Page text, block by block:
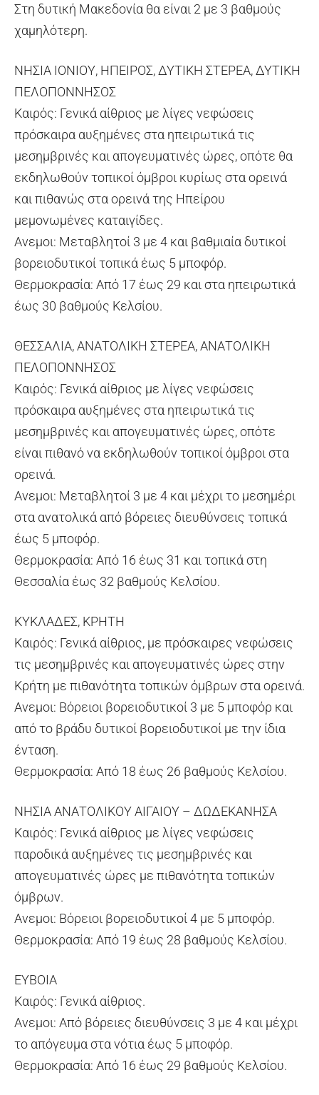
Στη δυτική Μακεδονία θα είναι 2 με 3 βαθμούς
χαμηλότερη.
ΝΗΣΙΑ ΙΟΝΙΟΥ, ΗΠΕΙΡΟΣ, ΔΥΤΙΚΗ ΣΤΕΡΕΑ, ΔΥΤΙΚΗ
ΠΕΛΟΠΟΝΝΗΣΟΣ
Καιρός: Γενικά αίθριος με λίγες νεφώσεις
πρόσκαιρα αυξημένες στα ηπειρωτικά τις
μεσημβρινές και απογευματινές ώρες, οπότε θα
εκδηλωθούν τοπικοί όμβροι κυρίως στα ορεινά
και πιθανώς στα ορεινά της Ηπείρου
μεμονωμένες καταιγίδες.
Ανεμοι: Μεταβλητοί 3 με 4 και βαθμιαία δυτικοί
βορειοδυτικοί τοπικά έως 5 μποφόρ.
Θερμοκρασία: Από 17 έως 29 και στα ηπειρωτικά
έως 30 βαθμούς Κελσίου.
ΘΕΣΣΑΛΙΑ, ΑΝΑΤΟΛΙΚΗ ΣΤΕΡΕΑ, ΑΝΑΤΟΛΙΚΗ
ΠΕΛΟΠΟΝΝΗΣΟΣ
Καιρός: Γενικά αίθριος με λίγες νεφώσεις
πρόσκαιρα αυξημένες στα ηπειρωτικά τις
μεσημβρινές και απογευματινές ώρες, οπότε
είναι πιθανό να εκδηλωθούν τοπικοί όμβροι στα
ορεινά.
Ανεμοι: Μεταβλητοί 3 με 4 και μέχρι το μεσημέρι
στα ανατολικά από βόρειες διευθύνσεις τοπικά
έως 5 μποφόρ.
Θερμοκρασία: Από 16 έως 31 και τοπικά στη
Θεσσαλία έως 32 βαθμούς Κελσίου.
ΚΥΚΛΑΔΕΣ, ΚΡΗΤΗ
Καιρός: Γενικά αίθριος, με πρόσκαιρες νεφώσεις
τις μεσημβρινές και απογευματινές ώρες στην
Κρήτη με πιθανότητα τοπικών όμβρων στα ορεινά.
Ανεμοι: Βόρειοι βορειοδυτικοί 3 με 5 μποφόρ και
από το βράδυ δυτικοί βορειοδυτικοί με την ίδια
ένταση.
Θερμοκρασία: Από 18 έως 26 βαθμούς Κελσίου.
ΝΗΣΙΑ ΑΝΑΤΟΛΙΚΟΥ ΑΙΓΑΙΟΥ – ΔΩΔΕΚΑΝΗΣΑ
Καιρός: Γενικά αίθριος με λίγες νεφώσεις
παροδικά αυξημένες τις μεσημβρινές και
απογευματινές ώρες με πιθανότητα τοπικών
όμβρων.
Ανεμοι: Βόρειοι βορειοδυτικοί 4 με 5 μποφόρ.
Θερμοκρασία: Από 19 έως 28 βαθμούς Κελσίου.
ΕΥΒΟΙΑ
Καιρός: Γενικά αίθριος.
Ανεμοι: Από βόρειες διευθύνσεις 3 με 4 και μέχρι
το απόγευμα στα νότια έως 5 μποφόρ.
Θερμοκρασία: Από 16 έως 29 βαθμούς Κελσίου.